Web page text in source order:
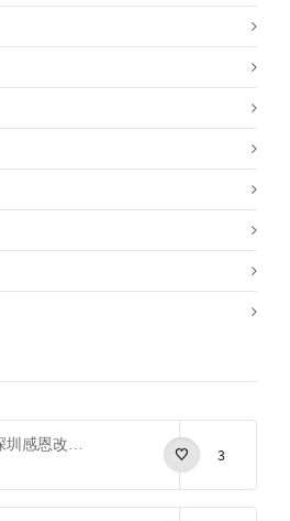
腾讯CEO马化腾感恩深圳感恩改革开放
3